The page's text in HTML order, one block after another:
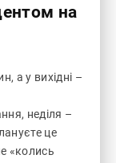
на
а у вихідні –
неділя –
це
«колись